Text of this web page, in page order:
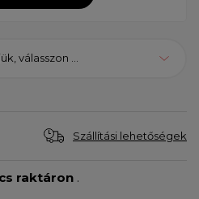
válasszon ...
Szállítási lehetőségek
raktáron .